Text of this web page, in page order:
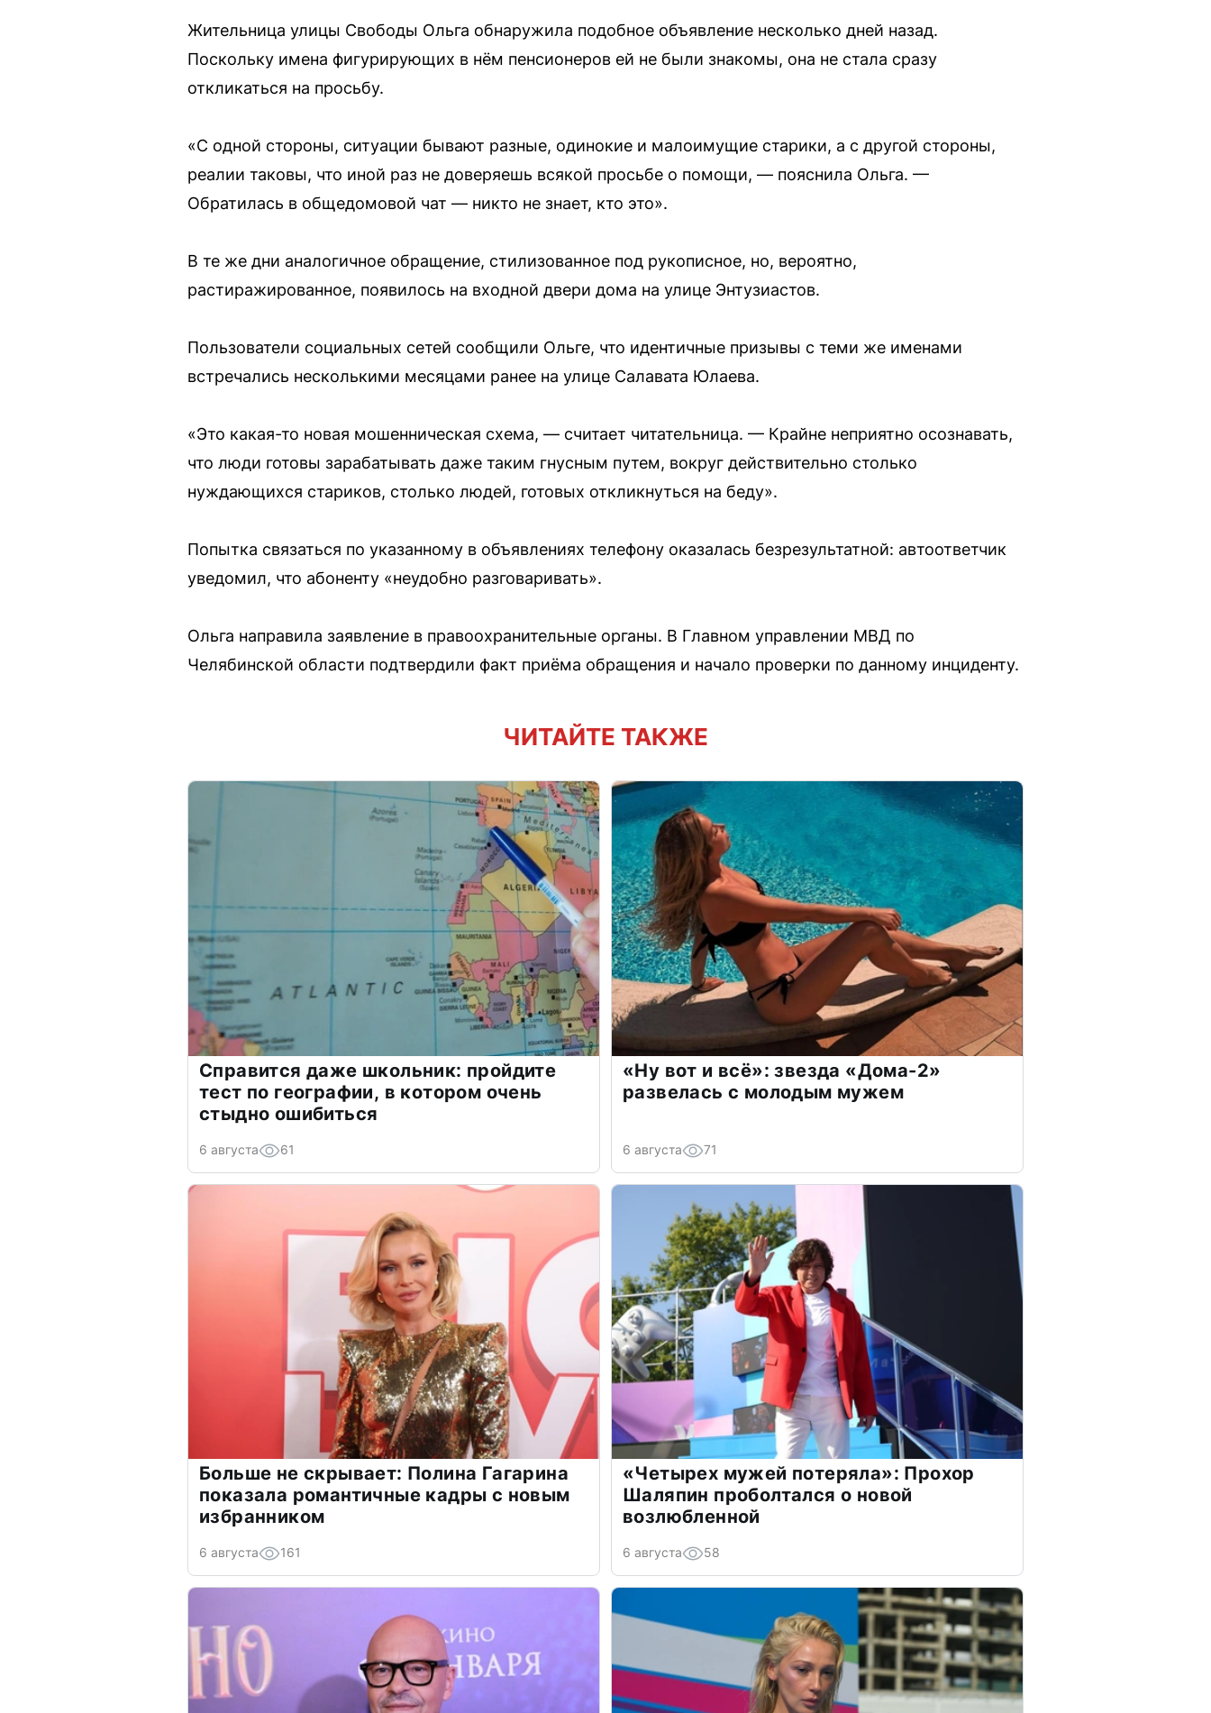
Жительница улицы Свободы Ольга обнаружила подобное объявление несколько дней назад.
Поскольку имена фигурирующих в нём пенсионеров ей не были знакомы, она не стала сразу
откликаться на просьбу.
«С одной стороны, ситуации бывают разные, одинокие и малоимущие старики, а с другой стороны,
реалии таковы, что иной раз не доверяешь всякой просьбе о помощи, — пояснила Ольга. —
Обратилась в общедомовой чат — никто не знает, кто это».
В те же дни аналогичное обращение, стилизованное под рукописное, но, вероятно,
растиражированное, появилось на входной двери дома на улице Энтузиастов.
Пользователи социальных сетей сообщили Ольге, что идентичные призывы с теми же именами
встречались несколькими месяцами ранее на улице Салавата Юлаева.
«Это какая-то новая мошенническая схема, — считает читательница. — Крайне неприятно осознавать,
что люди готовы зарабатывать даже таким гнусным путем, вокруг действительно столько
нуждающихся стариков, столько людей, готовых откликнуться на беду».
Попытка связаться по указанному в объявлениях телефону оказалась безрезультатной: автоответчик
уведомил, что абоненту «неудобно разговаривать».
Ольга направила заявление в правоохранительные органы. В Главном управлении МВД по
Челябинской области подтвердили факт приёма обращения и начало проверки по данному инциденту.
ЧИТАЙТЕ ТАКЖЕ
Справится даже школьник: пройдите
тест по географии, в котором очень
стыдно ошибиться
6 августа 61
«Ну вот и всё»: звезда «Дома-2»
развелась с молодым мужем
6 августа 71
Больше не скрывает: Полина Гагарина
показала романтичные кадры с новым
избранником
6 августа 161
«Четырех мужей потеряла»: Прохор
Шаляпин проболтался о новой
возлюбленной
6 августа 58